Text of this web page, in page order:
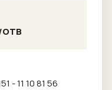
- 11 10 81 56